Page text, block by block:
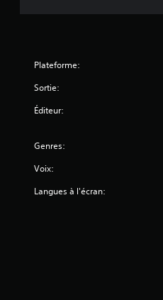
Plateforme:
Sortie:
Éditeur:
Genres:
Voix:
Langues à l'écran: